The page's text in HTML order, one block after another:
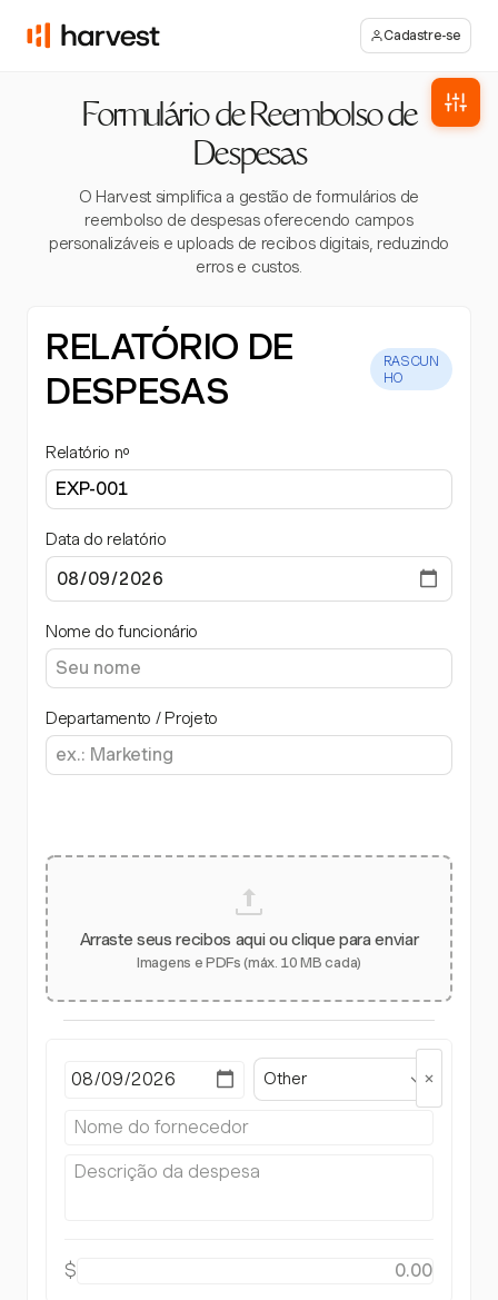
Cadastre-se
Formulário de Reembolso de
Despesas
O Harvest simplifica a gestão de formulários de
reembolso de despesas oferecendo campos
personalizáveis e uploads de recibos digitais, reduzindo
erros e custos.
RELATÓRIO DE
DESPESAS
RASCUN
HO
Relatório nº
Data do relatório
Nome do funcionário
Departamento / Projeto
Arraste seus recibos aqui ou clique para enviar
Imagens e PDFs (máx. 10 MB cada)
Other
$